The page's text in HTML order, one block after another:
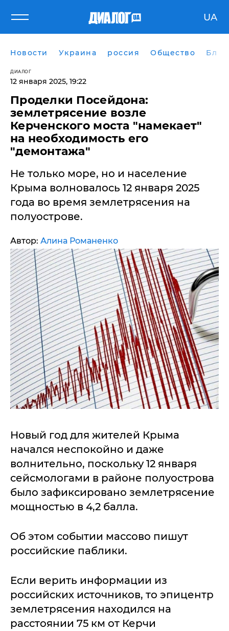
UA
Новости Украина россия Общество
ДИАЛОГ
12 января 2025, 19:22
Проделки Посейдона:
землетрясение возле
Керченского моста "намекает"
на необходимость его
"демонтажа"
Не только море, но и население
Крыма волновалось 12 января 2025
года во время землетрясения на
полуострове.
Автор: Алина Романенко
Новый год для жителей Крыма
начался неспокойно и даже
волнительно, поскольку 12 января
сейсмологами в районе полуострова
было зафиксировано землетрясение
мощностью в 4,2 балла.
Об этом событии массово пишут
российские паблики.
Если верить информации из
российских источников, то эпицентр
землетрясения находился на
расстоянии 75 км от Керчи